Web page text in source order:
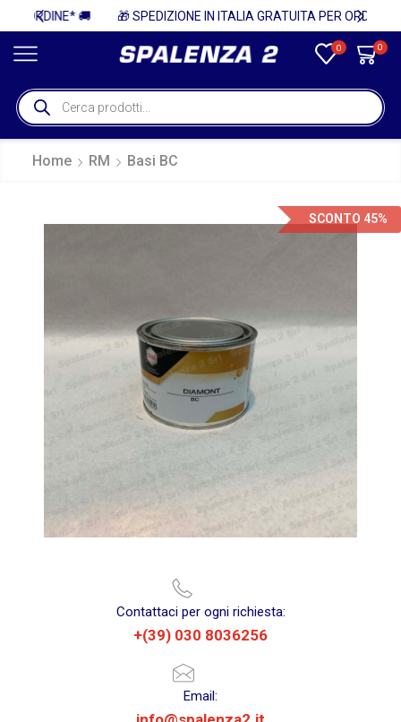
🎁 SPEDIZIONE IN ITALIA GRATUITA PER ORDINI SUPERIORI A 750€ + IVA 🎁
0 0
Home RM Basi BC
SCONTO 45%
Contattaci per ogni richiesta:
+(39) 030 8036256
Email: